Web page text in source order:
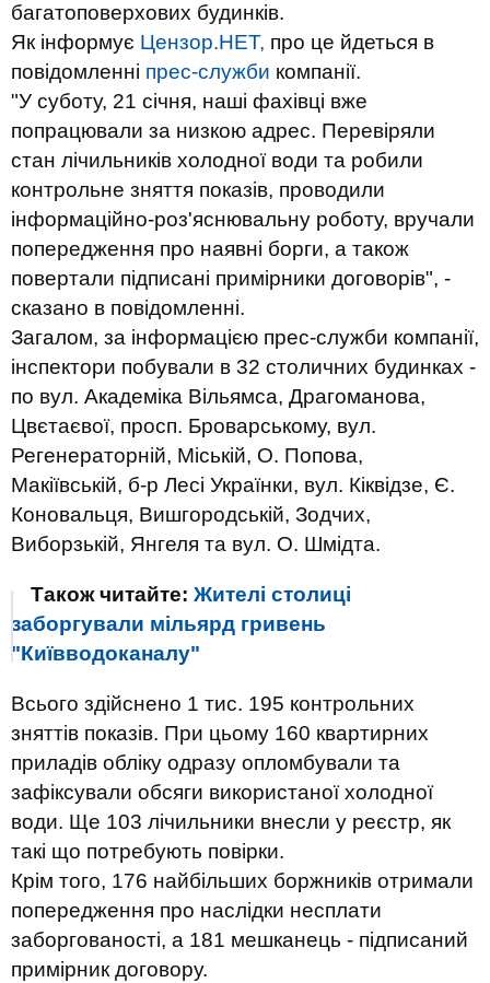
багатоповерхових будинків.
Як інформує Цензор.НЕТ, про це йдеться в
повідомленні прес-служби компанії.
"У суботу, 21 січня, наші фахівці вже
попрацювали за низкою адрес. Перевіряли
стан лічильників холодної води та робили
контрольне зняття показів, проводили
інформаційно-роз'яснювальну роботу, вручали
попередження про наявні борги, а також
повертали підписані примірники договорів", -
сказано в повідомленні.
Загалом, за інформацією прес-служби компанії,
інспектори побували в 32 столичних будинках -
по вул. Академіка Вільямса, Драгоманова,
Цвєтаєвої, просп. Броварському, вул.
Регенераторній, Міській, О. Попова,
Макіївській, б-р Лесі Українки, вул. Кіквідзе, Є.
Коновальця, Вишгородській, Зодчих,
Виборзькій, Янгеля та вул. О. Шмідта.
Також читайте: Жителі столиці
заборгували мільярд гривень
"Київводоканалу"
Всього здійснено 1 тис. 195 контрольних
зняттів показів. При цьому 160 квартирних
приладів обліку одразу опломбували та
зафіксували обсяги використаної холодної
води. Ще 103 лічильники внесли у реєстр, як
такі що потребують повірки.
Крім того, 176 найбільших боржників отримали
попередження про наслідки несплати
заборгованості, а 181 мешканець - підписаний
примірник договору.